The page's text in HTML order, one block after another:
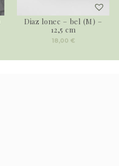
Diaz lonec – bel (M) –
12,5 cm
18,00 €